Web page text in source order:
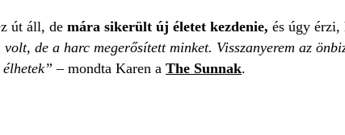
út áll, de mára sikerült új életet kezdenie, és úgy
volt, de a harc megerősített minket. Visszanyerem az
–mondta Karen a The Sunnak.